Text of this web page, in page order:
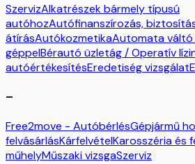
SzervizAlkatrészek bármely típusú
autóhozAutófinanszírozás,
átírásAutókozmetikaAutomata váltó
géppelBérautó üzletág / Operatív
autóértékesítésEredetiség vizsgálat
–
Free2move - AutóbérlésGépjármű
felvásárlásKárfelvételKarosszéria és
műhelyMűszaki vizsgaSzerviz